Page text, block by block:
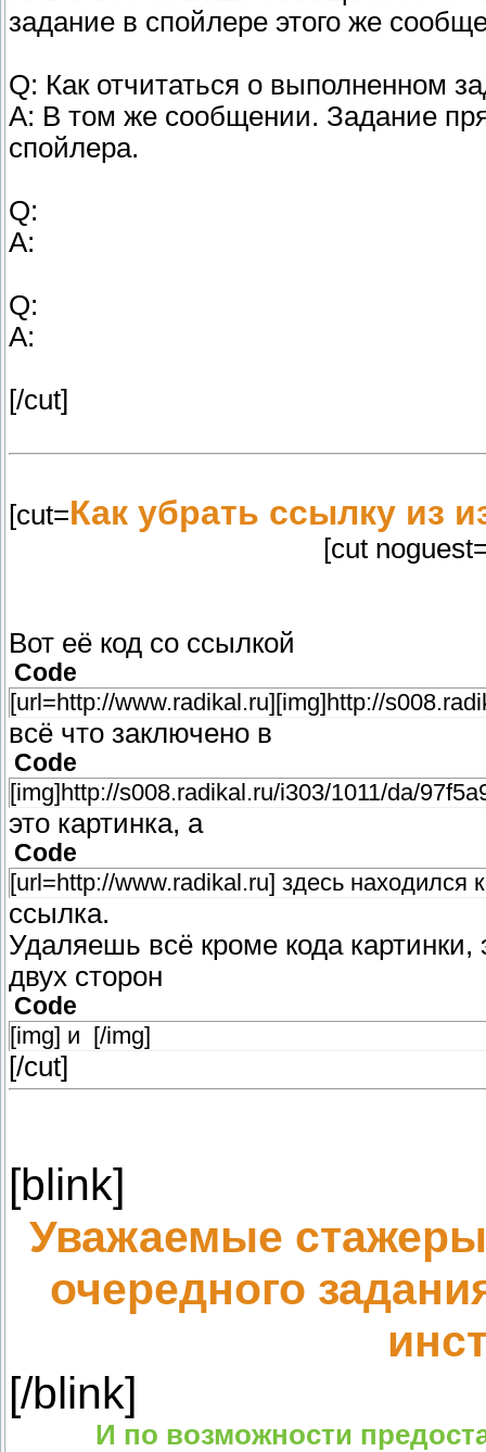
задание в спойлере этого же
Q: Как отчитаться о выполненном
A: В том же сообщении. Задание
спойлера.
Q:
A:
Q:
A:
[/cut]
[cut=Как убрать ссылку из
[cut
Вот её код со ссылкой
Code
[url=http://www.radikal.ru][img]http://
всё что заключено в
Code
[img]http://s008.radikal.ru/i303/1011/da/
это картинка, а
Code
[url=http://www.radikal.ru] здесь находился
ссылка.
Удаляешь всё кроме кода
двух сторон
Code
[img] и [/img]
[/cut]
[blink]
Уважаемые
очередного
[/blink]
И по возможности